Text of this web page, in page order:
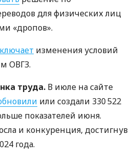
для физических лиц
«дропов».
изменения условий
ОВГЗ.
труда. В июле на сайте
или создали 330 522
показателей июня.
и конкуренция, достигнув
года.